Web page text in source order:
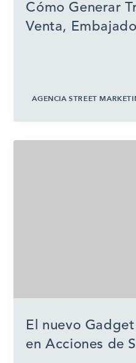
Cómo Generar
Venta,
AGENCIA STREET
El nuevo
en Acciones de